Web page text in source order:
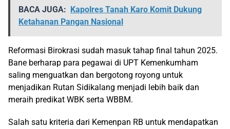
BACA JUGA: Kapolres Tanah Karo Komit Dukung
Ketahanan Pangan Nasional
Reformasi Birokrasi sudah masuk tahap final tahun 2025.
Bane berharap para pegawai di UPT Kemenkumham
saling menguatkan dan bergotong royong untuk
menjadikan Rutan Sidikalang menjadi lebih baik dan
meraih predikat WBK serta WBBM.
Salah satu kriteria dari Kemenpan RB untuk mendapatkan